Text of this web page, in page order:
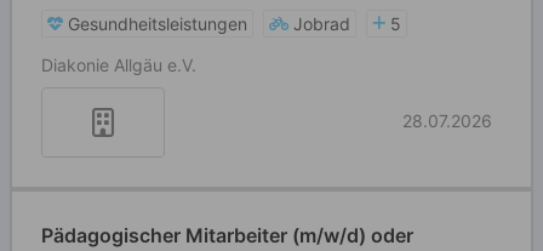
Gesundheitsleistungen Jobrad
5
Diakonie Allgäu e.V.
28.07.2026
Pädagogischer Mitarbeiter (m/w/d) oder